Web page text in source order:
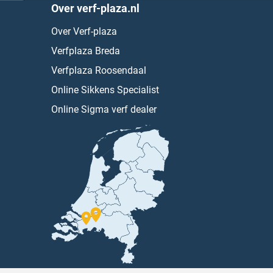
Over verf-plaza.nl
Over Verf-plaza
Verfplaza Breda
Verfplaza Roosendaal
Online Sikkens Specialist
Online Sigma verf dealer